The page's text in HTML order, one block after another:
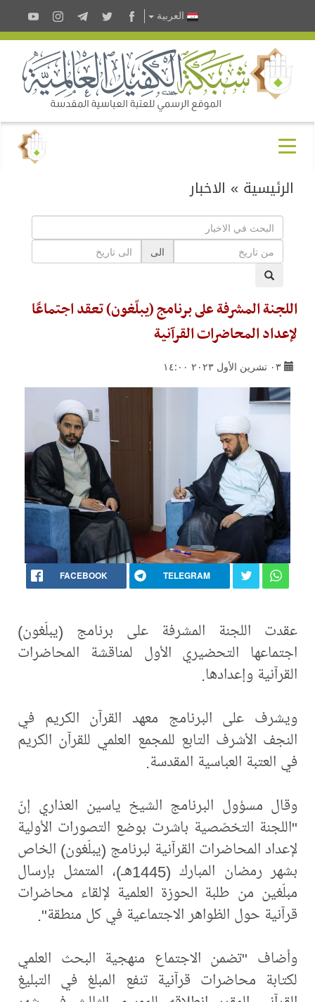
العربية
الرئيسية » الاخبار
الى
اللجنة المشرفة على برنامج (يبلّغون) تعقد اجتماعًا
لإعداد المحاضرات القرآنية
٠٣ تشرين الأول ٢٠٢٣ ١٤:٠٠
FACEBOOK TELEGRAM
عقدت اللجنة المشرفة على برنامج (يبلّغون)
اجتماعها التحضيري الأول لمناقشة المحاضرات
القرآنية وإعدادها.
ويشرف على البرنامج معهد القرآن الكريم في
النجف الأشرف التابع للمجمع العلمي للقرآن الكريم
في العتبة العباسية المقدسة.
وقال مسؤول البرنامج الشيخ ياسين العذاري إنّ
"اللجنة التخصّصية باشرت بوضع التصورات الأولية
لإعداد المحاضرات القرآنية لبرنامج (يبلّغون) الخاص
بشهر رمضان المبارك (1445هـ)، المتمثل بإرسال
مبلّغين من طلبة الحوزة العلمية لإلقاء محاضرات
قرآنية حول الظواهر الاجتماعية في كل منطقة".
وأضاف "تضمن الاجتماع منهجية البحث العلمي
لكتابة محاضرات قرآنية تنفع المبلغ في التبليغ